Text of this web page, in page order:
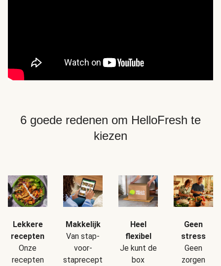
6 goede redenen om HelloFresh te
kiezen
Lekkere
recepten
Onze
recepten
Makkelijk
Van stap-
voor-
staprecepten
Heel
flexibel
Je kunt de
box
Geen
stress
Geen
zorgen